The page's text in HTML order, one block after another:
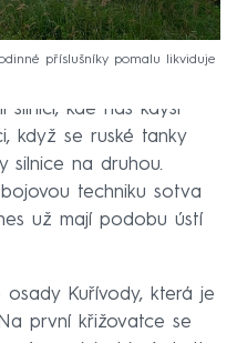
příslušníky pomalu likviduje
silnici, kde nás kdysi
když se ruské tanky
silnice na druhou.
techniku sotva
už mají podobu ústí
osady Kuřívody, která je
první křižovatce se